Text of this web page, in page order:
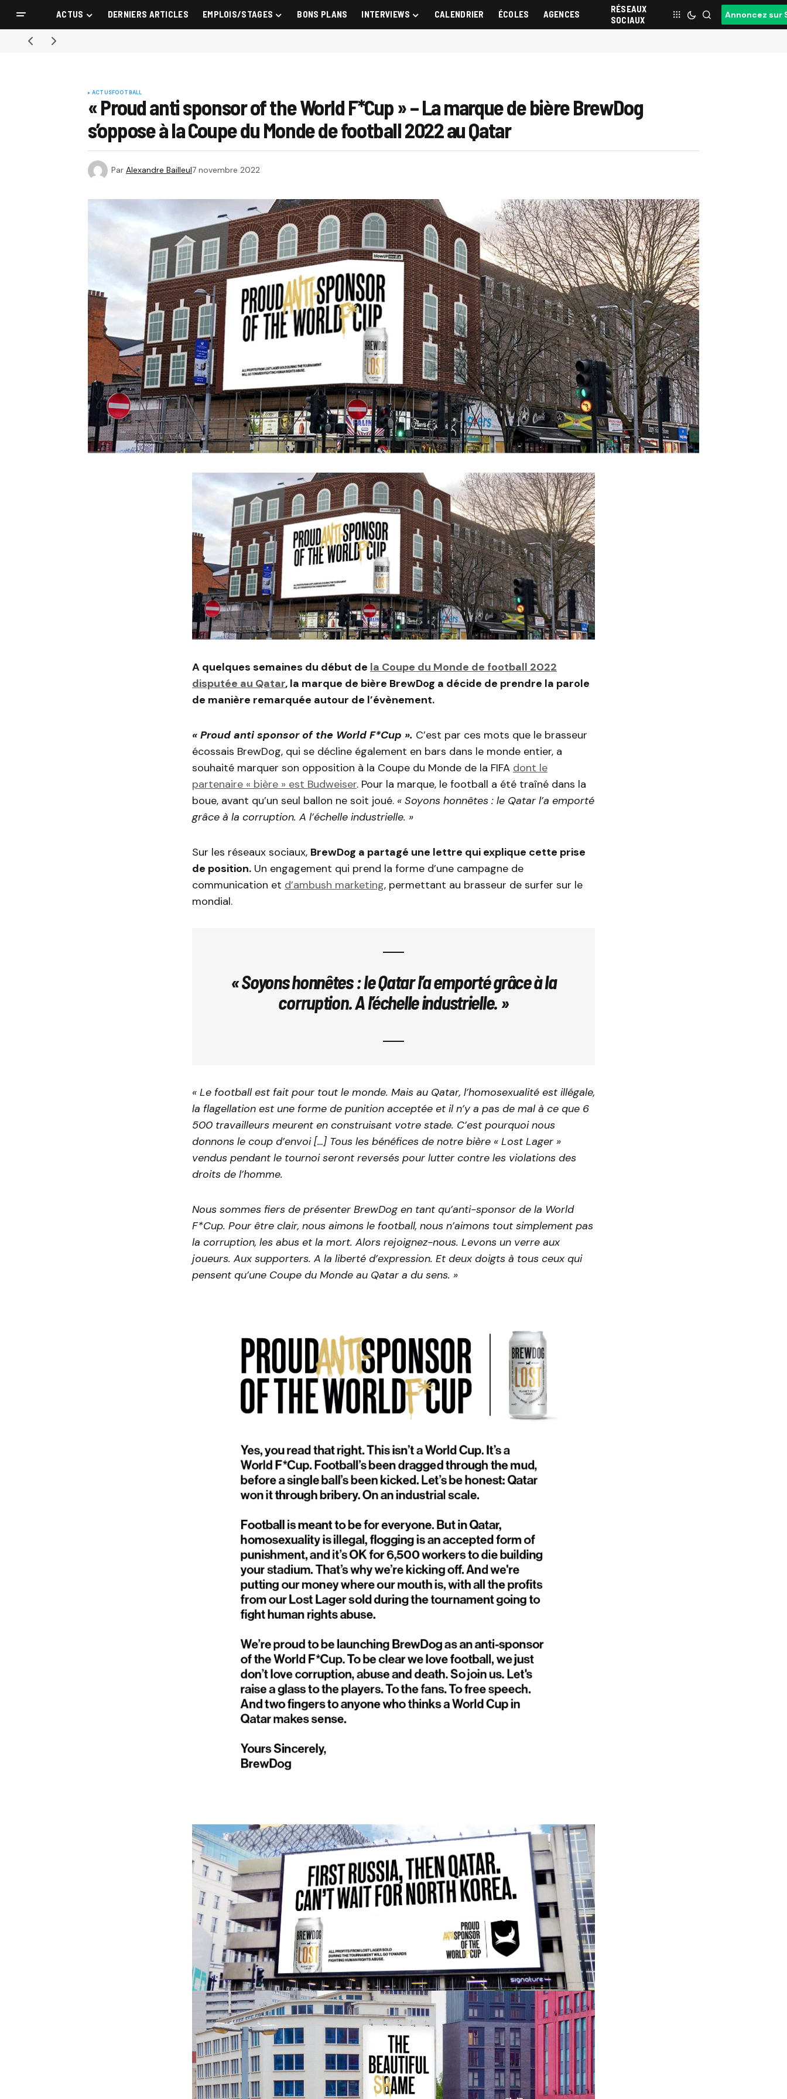
ACTUS DERNIERS ARTICLES EMPLOIS/STAGES BONS PLANS INTERVIEWS CALENDRIER ÉCOLES AGENCES
RÉSEAUX
SOCIAUX
Annoncez sur
ACTUSFOOTBALL
« Proud anti sponsor of the World F*Cup » – La marque de bière BrewDog
s’oppose à la Coupe du Monde de football 2022 au Qatar
Par Alexandre Bailleul7 novembre 2022
A quelques semaines du début de la Coupe du Monde de football 2022
disputée au Qatar, la marque de bière BrewDog a décide de prendre la parole
de manière remarquée autour de l’évènement.
« Proud anti sponsor of the World F*Cup ». C’est par ces mots que le brasseur
écossais BrewDog, qui se décline également en bars dans le monde entier, a
souhaité marquer son opposition à la Coupe du Monde de la FIFA dont le
partenaire « bière » est Budweiser. Pour la marque, le football a été traîné dans la
boue, avant qu’un seul ballon ne soit joué. « Soyons honnêtes : le Qatar l’a emporté
grâce à la corruption. A l’échelle industrielle. »
Sur les réseaux sociaux, BrewDog a partagé une lettre qui explique cette prise
de position. Un engagement qui prend la forme d’une campagne de
communication et d’ambush marketing, permettant au brasseur de surfer sur le
mondial.
« Soyons honnêtes : le Qatar l’a emporté grâce à la
corruption. A l’échelle industrielle. »
« Le football est fait pour tout le monde. Mais au Qatar, l’homosexualité est illégale,
la flagellation est une forme de punition acceptée et il n’y a pas de mal à ce que 6
500 travailleurs meurent en construisant votre stade. C’est pourquoi nous
donnons le coup d’envoi […] Tous les bénéfices de notre bière « Lost Lager »
vendus pendant le tournoi seront reversés pour lutter contre les violations des
droits de l’homme.
Nous sommes fiers de présenter BrewDog en tant qu’anti-sponsor de la World
F*Cup. Pour être clair, nous aimons le football, nous n’aimons tout simplement pas
la corruption, les abus et la mort. Alors rejoignez-nous. Levons un verre aux
joueurs. Aux supporters. A la liberté d’expression. Et deux doigts à tous ceux qui
pensent qu’une Coupe du Monde au Qatar a du sens. »